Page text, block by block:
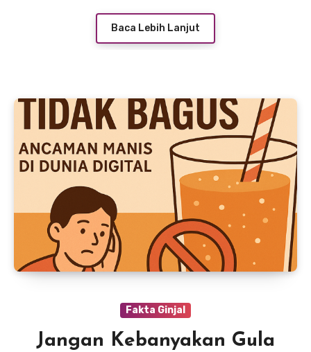
Baca Lebih Lanjut
Fakta Ginjal
Jangan Kebanyakan Gula